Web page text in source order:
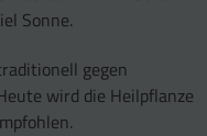
Sonne.
gegen
wird die Heilpflanze